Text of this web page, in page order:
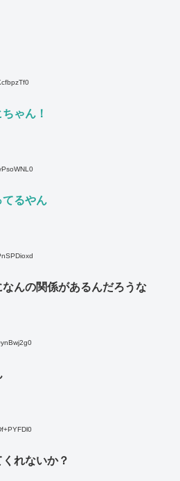
ゃん！
てるやん
んの関係があるんだろうな
れないか？